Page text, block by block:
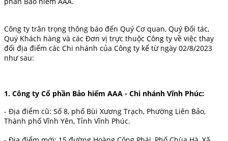
Công ty trân trọng thông báo đến Quý Cơ quan, Quý Đối tác,
Quý Khách hàng và các Đơn vị trực thuộc Công ty về việc thay
đổi địa điểm các Chi nhánh của Công ty kể từ ngày 02/8/2023
như sau:
1. Công ty Cổ phần Bảo hiểm AAA - Chi nhánh Vĩnh Phúc:
- Địa điểm cũ: Số 8, phố Bùi Xương Trạch, Phường Liên Bảo,
Thành phố Vĩnh Yên, Tỉnh Vĩnh Phúc.